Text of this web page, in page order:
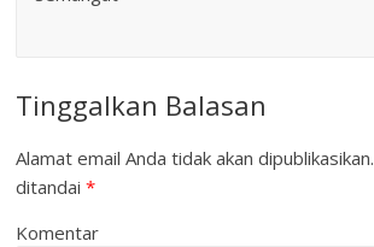
Tinggalkan Balasan
Alamat email Anda tidak akan dipublikasikan.
ditandai*
Komentar